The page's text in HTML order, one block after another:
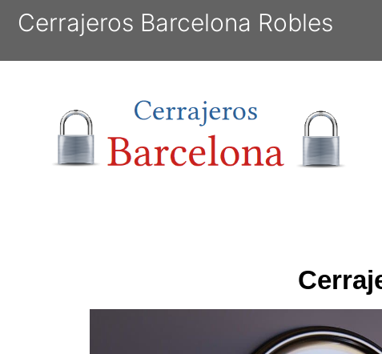
Cerrajeros Barcelona Robles